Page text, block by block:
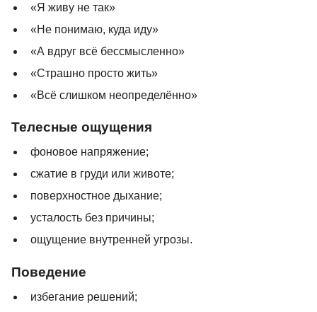
«Я живу не так»
«Не понимаю, куда иду»
«А вдруг всё бессмысленно»
«Страшно просто жить»
«Всё слишком неопределённо»
Телесные ощущения
фоновое напряжение;
сжатие в груди или животе;
поверхностное дыхание;
усталость без причины;
ощущение внутренней угрозы.
Поведение
избегание решений;